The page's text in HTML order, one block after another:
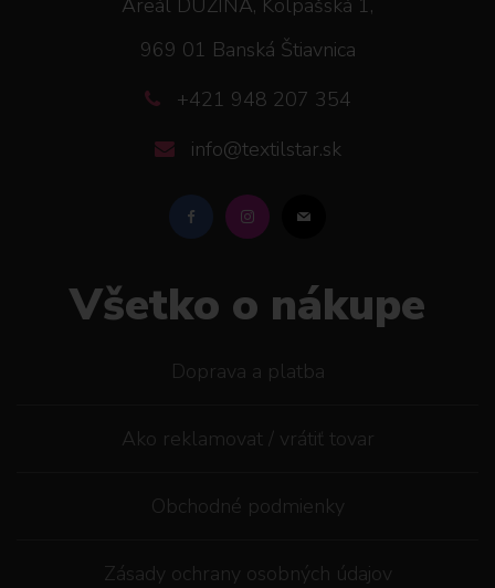
969 01 Banská Štiavnica
+421 948 207 354
info@textilstar.sk
Všetko o nákupe
Doprava a platba
Ako reklamovat / vrátiť tovar
Obchodné podmienky
Zásady ochrany osobných údajov